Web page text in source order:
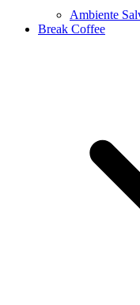
Ambiente
Break Coffee